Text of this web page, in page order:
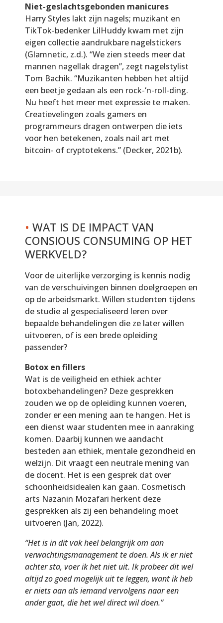
Niet-geslachtsgebonden manicures
Harry Styles lakt zijn nagels; muzikant en
TikTok-bedenker LilHuddy kwam met zijn
eigen collectie aandrukbare nagelstickers
(Glamnetic, z.d.). “We zien steeds meer dat
mannen nagellak dragen”, zegt nagelstylist
Tom Bachik. “Muzikanten hebben het altijd
een beetje gedaan als een rock-‘n-roll-ding.
Nu heeft het meer met expressie te maken.
Creatievelingen zoals gamers en
programmeurs dragen ontwerpen die iets
voor hen betekenen, zoals nail art met
bitcoin- of cryptotekens.” (Decker, 2021b).
• WAT IS DE IMPACT VAN
CONSIOUS CONSUMING OP HET
WERKVELD?
Voor de uiterlijke verzorging is kennis nodig
van de verschuivingen binnen doelgroepen en
op de arbeidsmarkt. Willen studenten tijdens
de studie al gespecialiseerd leren over
bepaalde behandelingen die ze later willen
uitvoeren, of is een brede opleiding
passender?
Botox en fillers
Wat is de veiligheid en ethiek achter
botoxbehandelingen? Deze gesprekken
zouden we op de opleiding kunnen voeren,
zonder er een mening aan te hangen. Het is
een dienst waar studenten mee in aanraking
komen. Daarbij kunnen we aandacht
besteden aan ethiek, mentale gezondheid en
welzijn. Dit vraagt een neutrale mening van
de docent. Het is een gesprek dat over
schoonheidsidealen kan gaan. Cosmetisch
arts Nazanin Mozafari herkent deze
gesprekken als zij een behandeling moet
uitvoeren (Jan, 2022).
“Het is in dit vak heel belangrijk om aan
verwachtingsmanagement te doen. Als ik er niet
achter sta, voer ik het niet uit. Ik probeer dit wel
altijd zo goed mogelijk uit te leggen, want ik heb
er niets aan als iemand vervolgens naar een
ander gaat, die het wel direct wil doen.”